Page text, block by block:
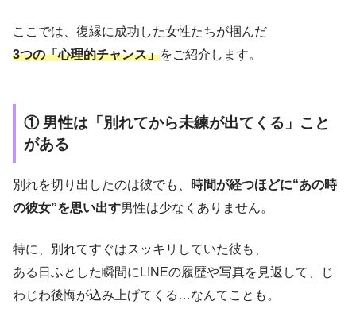
ここでは、復縁に成功した女性たちが掴んだ
3つの「心理的チャンス」をご紹介します。
① 男性は「別れてから未練が出てくる」こと
がある
別れを切り出したのは彼でも、
時間が経つほどに“あの時
の彼女”を思い出す男性は少なくありません。
特に、別れてすぐはスッキリしていた彼も、
ある日ふとした瞬間にLINEの履歴や写真を見返して、じ
わじわ後悔が込み上げてくる…なんてことも。